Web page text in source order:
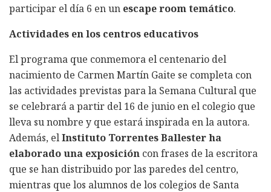
participar el día 6 en un escape room temático.
Actividades en los centros educativos
El programa que conmemora el centenario del
nacimiento de Carmen Martín Gaite se completa con
las actividades previstas para la Semana Cultural que
se celebrará a partir del 16 de junio en el colegio que
lleva su nombre y que estará inspirada en la autora.
Además, elInstituto Torrentes Ballester ha
elaborado una exposición con frases de la escritora
que se han distribuido por las paredes del centro,
mientras que los alumnos de los colegios de Santa